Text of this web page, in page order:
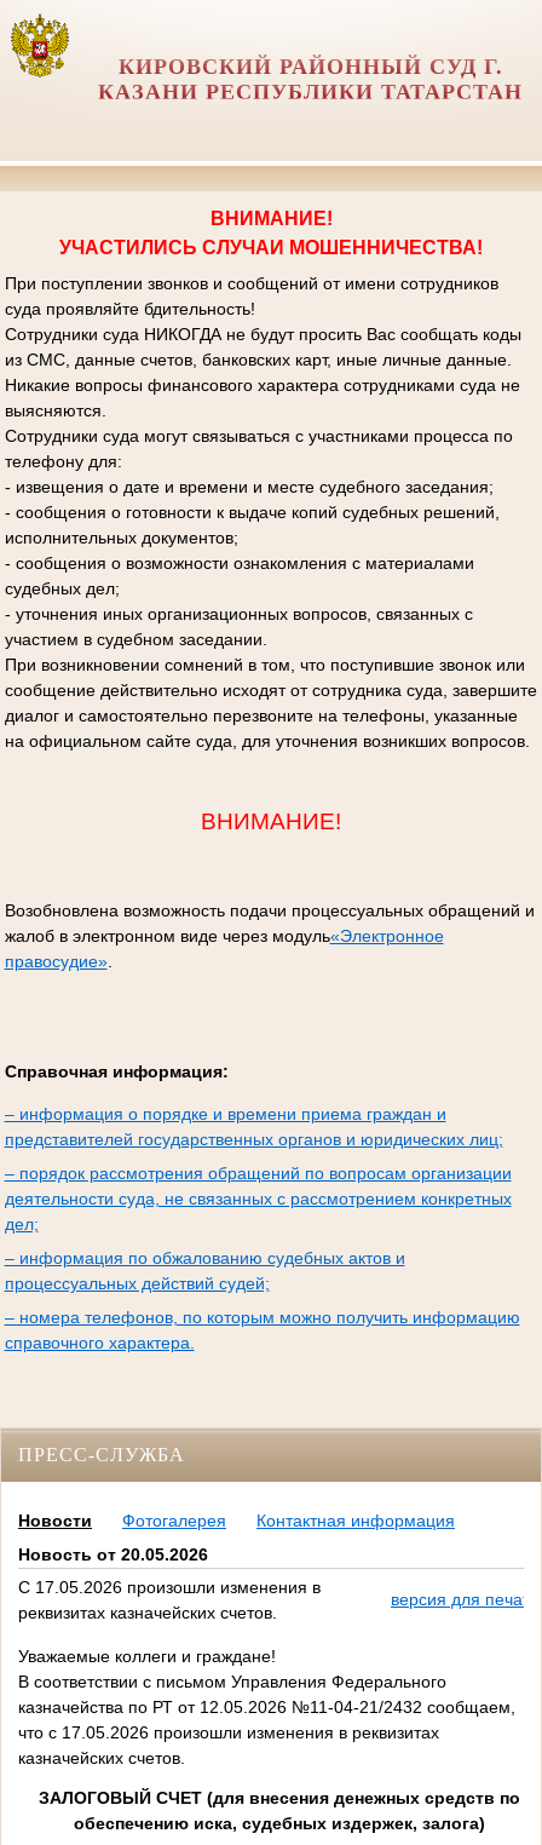
КИРОВСКИЙ РАЙОННЫЙ СУД Г.
КАЗАНИ РЕСПУБЛИКИ ТАТАРСТАН
ВНИМАНИЕ!
УЧАСТИЛИСЬ СЛУЧАИ МОШЕННИЧЕСТВА!
При поступлении звонков и сообщений от имени сотрудников
суда проявляйте бдительность!
Сотрудники суда НИКОГДА не будут просить Вас сообщать коды
из СМС, данные счетов, банковских карт, иные личные данные.
Никакие вопросы финансового характера сотрудниками суда не
выясняются.
Сотрудники суда могут связываться с участниками процесса по
телефону для:
- извещения о дате и времени и месте судебного заседания;
- сообщения о готовности к выдаче копий судебных решений,
исполнительных документов;
- сообщения о возможности ознакомления с материалами
судебных дел;
- уточнения иных организационных вопросов, связанных с
участием в судебном заседании.
При возникновении сомнений в том, что поступившие звонок или
сообщение действительно исходят от сотрудника суда, завершите
диалог и самостоятельно перезвоните на телефоны, указанные
на официальном сайте суда, для уточнения возникших вопросов.
ВНИМАНИЕ!
Возобновлена возможность подачи процессуальных обращений и
жалоб в электронном виде через модуль«Электронное
правосудие».
Справочная информация:
– информация о порядке и времени приема граждан и
представителей государственных органов и юридических лиц;
– порядок рассмотрения обращений по вопросам организации
деятельности суда, не связанных с рассмотрением конкретных
дел;
– информация по обжалованию судебных актов и
процессуальных действий судей;
– номера телефонов, по которым можно получить информацию
справочного характера.
ПРЕСС-СЛУЖБА
Новости Фотогалерея
Контактная информация
Новость от 20.05.2026
С 17.05.2026 произошли изменения в
реквизитах казначейских счетов.
версия для печати
Уважаемые коллеги и граждане!
В соответствии с письмом Управления Федерального
казначейства по РТ от 12.05.2026 №11-04-21/2432 сообщаем,
что с 17.05.2026 произошли изменения в реквизитах
казначейских счетов.
ЗАЛОГОВЫЙ СЧЕТ (для внесения денежных средств по
обеспечению иска, судебных издержек, залога)